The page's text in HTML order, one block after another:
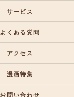
サービス
よくある質問
アクセス
漫画特集
お問い合わせ